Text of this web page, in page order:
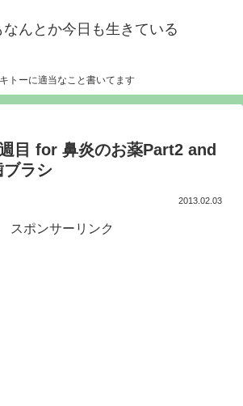
なんとか今日も生きている
トーに適当なこと書いてます
目 for 鼻炎のお薬Part2 and
ブラシ
2013.02.03
スポンサーリンク